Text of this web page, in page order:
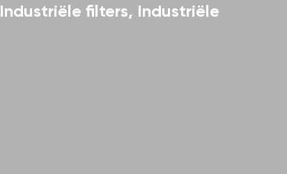
Industriële filters, Industriële